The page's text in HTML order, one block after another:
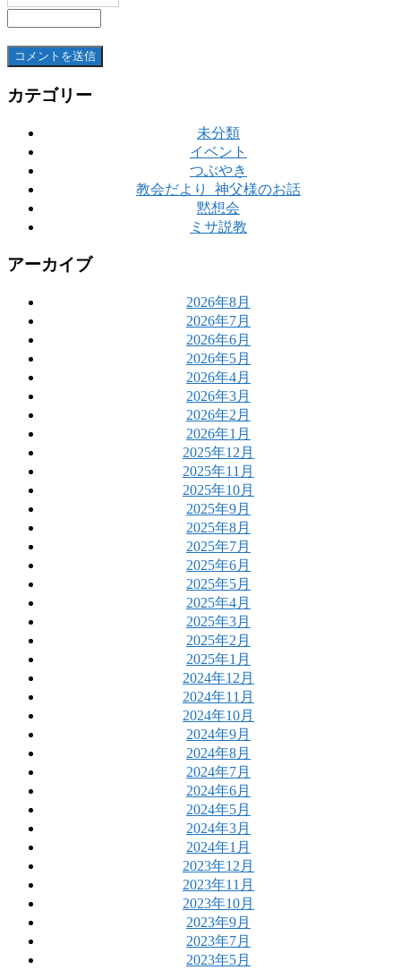
カテゴリー
未分類
イベント
つぶやき
教会だより_神父様のお話
黙想会
ミサ説教
アーカイブ
2026年8月
2026年7月
2026年6月
2026年5月
2026年4月
2026年3月
2026年2月
2026年1月
2025年12月
2025年11月
2025年10月
2025年9月
2025年8月
2025年7月
2025年6月
2025年5月
2025年4月
2025年3月
2025年2月
2025年1月
2024年12月
2024年11月
2024年10月
2024年9月
2024年8月
2024年7月
2024年6月
2024年5月
2024年3月
2024年1月
2023年12月
2023年11月
2023年10月
2023年9月
2023年7月
2023年5月